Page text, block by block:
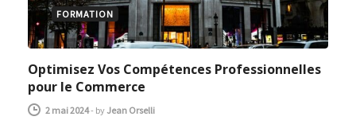
FORMATION
Optimisez Vos Compétences Professionnelles
pour le Commerce
2 mai 2024- byJean Orselli